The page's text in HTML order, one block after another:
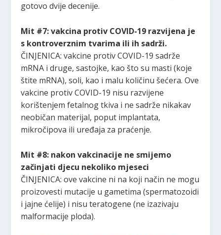
gotovo dvije decenije.
Mit #7: vakcina protiv COVID-19 razvijena je
s kontroverznim tvarima ili ih sadrži.
ČINJENICA: vakcine protiv COVID-19 sadrže
mRNA i druge, sastojke, kao što su masti (koje
štite mRNA), soli, kao i malu količinu šećera. Ove
vakcine protiv COVID-19 nisu razvijene
korištenjem fetalnog tkiva i ne sadrže nikakav
neobičan materijal, poput implantata,
mikročipova ili uređaja za praćenje.
Mit #8: nakon vakcinacije ne smijemo
začinjati djecu nekoliko mjeseci
ČINJENICA: ove vakcine ni na koji način ne mogu
proizovesti mutacije u gametima (spermatozoidi
i jajne ćelije) i nisu teratogene (ne izazivaju
malformacije ploda).